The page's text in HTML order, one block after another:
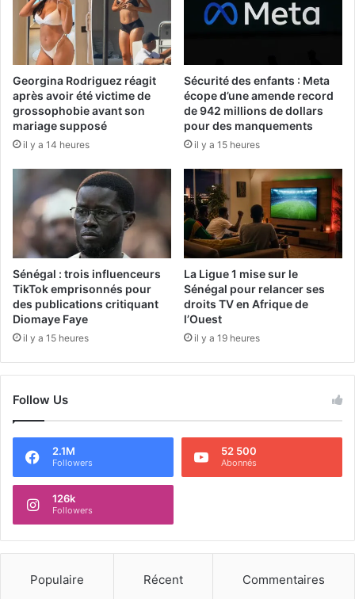
Georgina Rodriguez réagit
après avoir été victime de
grossophobie avant son
mariage supposé
il y a 14 heures
Sécurité des enfants : Meta
écope d’une amende record
de 942 millions de dollars
pour des manquements
il y a 15 heures
Sénégal : trois influenceurs
TikTok emprisonnés pour
des publications critiquant
Diomaye Faye
il y a 15 heures
La Ligue 1 mise sur le
Sénégal pour relancer ses
droits TV en Afrique de
l’Ouest
il y a 19 heures
Follow Us
2.1M
Followers
52 500
Abonnés
126k
Followers
Populaire Récent Commentaires